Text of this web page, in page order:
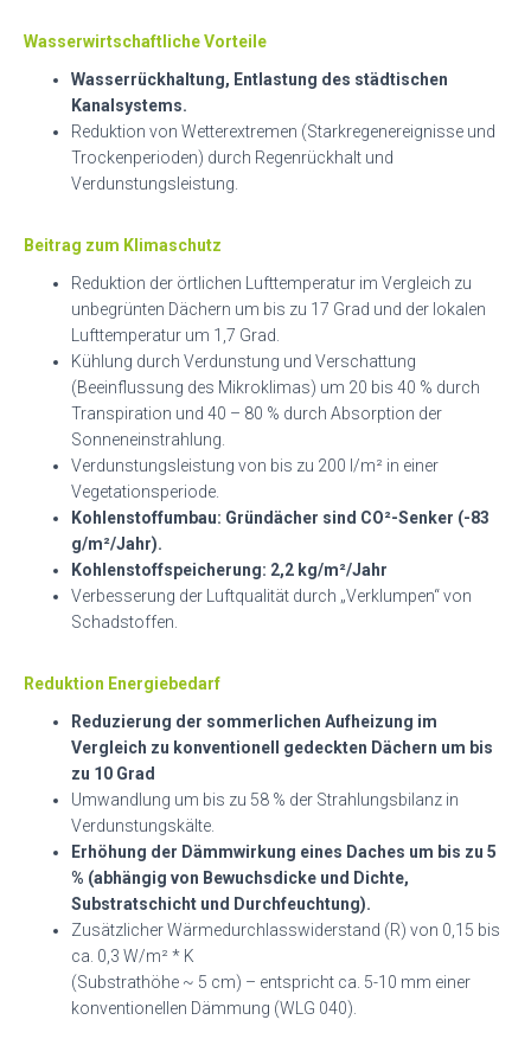
Wasserwirtschaftliche Vorteile
Wasserrückhaltung, Entlastung des städtischen
Kanalsystems.
Reduktion von Wetterextremen (Starkregenereignisse und
Trockenperioden) durch Regenrückhalt und
Verdunstungsleistung.
Beitrag zum Klimaschutz
Reduktion der örtlichen Lufttemperatur im Vergleich zu
unbegrünten Dächern um bis zu 17 Grad und der lokalen
Lufttemperatur um 1,7 Grad.
Kühlung durch Verdunstung und Verschattung
(Beeinflussung des Mikroklimas) um 20 bis 40 % durch
Transpiration und 40 – 80 % durch Absorption der
Sonneneinstrahlung.
Verdunstungsleistung von bis zu 200 l/m² in einer
Vegetationsperiode.
Kohlenstoffumbau: Gründächer sind CO²-Senker (-83
g/m²/Jahr).
Kohlenstoffspeicherung: 2,2 kg/m²/Jahr
Verbesserung der Luftqualität durch „Verklumpen“ von
Schadstoffen.
Reduktion Energiebedarf
Reduzierung der sommerlichen Aufheizung im
Vergleich zu konventionell gedeckten Dächern um bis
zu 10 Grad
Umwandlung um bis zu 58 % der Strahlungsbilanz in
Verdunstungskälte.
Erhöhung der Dämmwirkung eines Daches um bis zu 5
% (abhängig von Bewuchsdicke und Dichte,
Substratschicht und Durchfeuchtung).
Zusätzlicher Wärmedurchlasswiderstand (R) von 0,15 bis
ca. 0,3 W/m² * K
(Substrathöhe ~ 5 cm) – entspricht ca. 5-10 mm einer
konventionellen Dämmung (WLG 040).